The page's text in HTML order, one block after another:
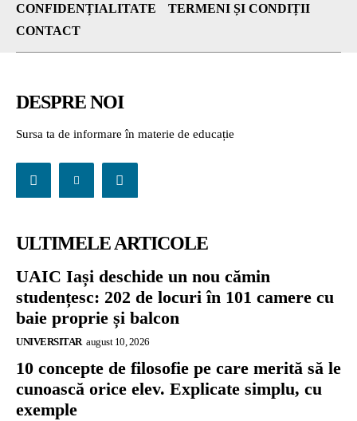
CONFIDENȚIALITATE
TERMENI ȘI CONDIȚII
CONTACT
DESPRE NOI
Sursa ta de informare în materie de educație
ULTIMELE ARTICOLE
UAIC Iași deschide un nou cămin
studențesc: 202 de locuri în 101 camere cu
baie proprie și balcon
UNIVERSITAR august 10, 2026
10 concepte de filosofie pe care merită să le
cunoască orice elev. Explicate simplu, cu
exemple